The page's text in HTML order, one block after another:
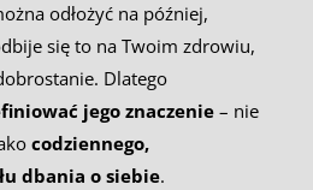
odłożyć na później,
się to na Twoim zdrowiu,
Dlatego
jego znaczenie– nie
codziennego,
dbania o siebie.